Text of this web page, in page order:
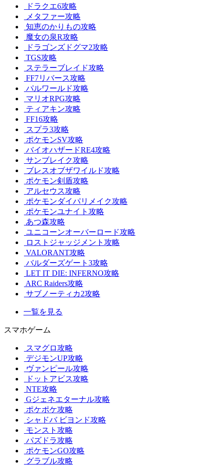
ドラクエ6攻略
メタファー攻略
知恵のかりもの攻略
魔女の泉R攻略
ドラゴンズドグマ2攻略
TGS攻略
ステラーブレイド攻略
FF7リバース攻略
パルワールド攻略
マリオRPG攻略
ティアキン攻略
FF16攻略
スプラ3攻略
ポケモンSV攻略
バイオハザードRE4攻略
サンブレイク攻略
ブレスオブザワイルド攻略
ポケモン剣盾攻略
アルセウス攻略
ポケモンダイパリメイク攻略
ポケモンユナイト攻略
あつ森攻略
ユニコーンオーバーロード攻略
ロストジャッジメント攻略
VALORANT攻略
バルダーズゲート3攻略
LET IT DIE: INFERNO攻略
ARC Raiders攻略
サブノーティカ2攻略
一覧を見る
スマホゲーム
スマグロ攻略
デジモンUP攻略
ヴァンピール攻略
ドットアビス攻略
NTE攻略
Gジェネエターナル攻略
ポケポケ攻略
シャドバ ビヨンド攻略
モンスト攻略
パズドラ攻略
ポケモンGO攻略
グラブル攻略